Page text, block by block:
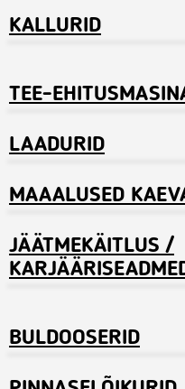
KALLURID
TEE-
LAADURID
MAAALUSED
JÄÄTMEKÄITLUS /
BULDOOSERID